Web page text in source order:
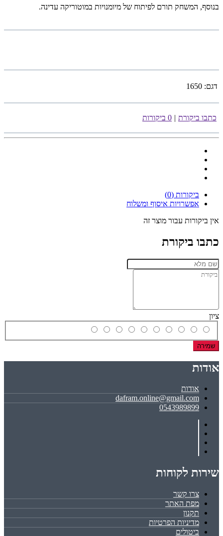
בנוסף, המשחק תורם לפיתוח של מיומנויות במוטוריקה עדינה.
דגם: 1650
כתבו ביקורת | 0 ביקורות
ביקורות (0)
אפשרויות איסוף ומשלוח
אין ביקורות עבור מוצר זה
כתבו ביקורת
ציון
שמירה
אודות
אודות
dafram.online@gmail.com
0543989899
שירות לקוחות
צרו קשר
מפת האתר
תקנון
מדיניות הפרטיות
ביטולים